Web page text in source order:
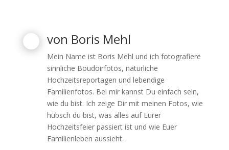
von Boris Mehl
Mein Name ist Boris Mehl und ich fotografiere
sinnliche Boudoirfotos, natürliche
Hochzeitsreportagen und lebendige
Familienfotos. Bei mir kannst Du einfach sein,
wie du bist. Ich zeige Dir mit meinen Fotos, wie
hübsch du bist, was alles auf Eurer
Hochzeitsfeier passiert ist und wie Euer
Familienleben aussieht.